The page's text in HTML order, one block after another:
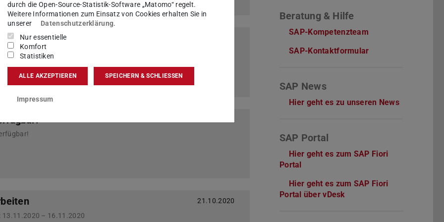
zwischen den Jahren
das Team SAP Anwendungen ist zwischen
03.01.2021) nicht erreichbar. Dadurch ist bei
verzögerten Bearbeitung zu rechnen. Die SA…
21.10.2020
13.11.2020 – 16.11.2020
Beratung & Hilfe
SAP-Kompetenzteam
SAP-Kontaktformular
SAP News
Hier geht es zu unseren News
SAP Portal
Hier geht es zum SAP Fiori
Portal
Hier geht es zum SAP Fiori
Portal über vDesk
durch die Open-Source-Statistik-Software „Matomo“ regelt.
Weitere Informationen zum Einsatz von Cookies erhalten Sie in
unserer
Datenschutzerklärung.
Nur essentielle
Komfort
Statistiken
ALLE AKZEPTIEREN SPEICHERN & SCHLIESSEN
Impressum